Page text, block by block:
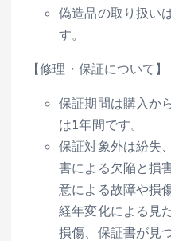
偽造品の取り扱い
す。
【修理・保証について】
保証期間は購入か
は1年間です。
保証対象外は紛失
害による欠陥と損
意による故障や損
経年変化による見
損傷、保証書が見